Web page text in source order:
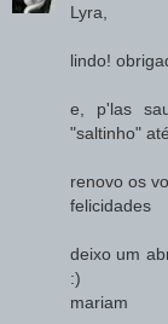
Lyra,
lindo!
e, p'las
"saltinho"
renovo os
felicidades
deixo um
:)
mariam